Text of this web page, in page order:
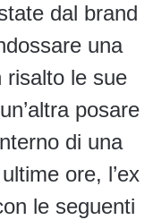
dal brand
una
le sue
posare
di una
ore, l’ex
le seguenti